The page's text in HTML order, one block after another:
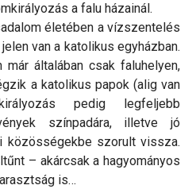
a falu házainál.
életében a vízszentelés
van a katolikus egyházban.
általában csak faluhelyen,
a katolikus papok (alig van
pedig legfeljebb
színpadára, illetve jó
közösségekbe szorult vissza.
– akárcsak a hagyományos
is…